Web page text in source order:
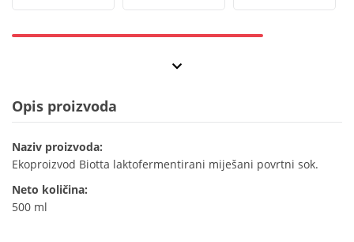
Opis proizvoda
Naziv proizvoda:
Ekoproizvod Biotta laktofermentirani miješani povrtni sok.
Neto količina:
500 ml